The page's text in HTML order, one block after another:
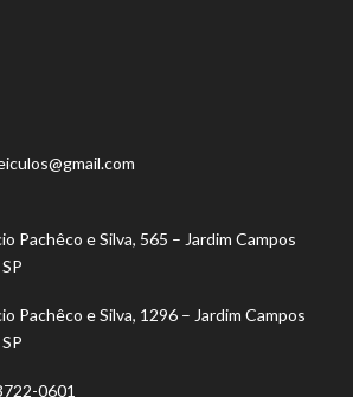
Pachêco e Silva, 565 – Jardim Campos
Pachêco e Silva, 1296 – Jardim Campos
0601